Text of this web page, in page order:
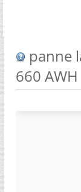
panne
660 AWH